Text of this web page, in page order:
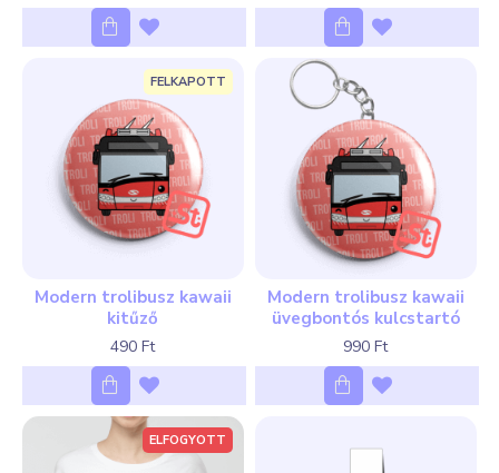
FELKAPOTT
Modern trolibusz kawaii
kitűző
490 Ft
Modern trolibusz kawaii
üvegbontós kulcstartó
990 Ft
ELFOGYOTT